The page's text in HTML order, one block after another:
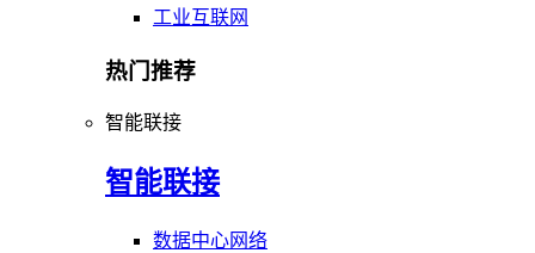
工业互联网
热门推荐
智能联接
智能联接
数据中心网络